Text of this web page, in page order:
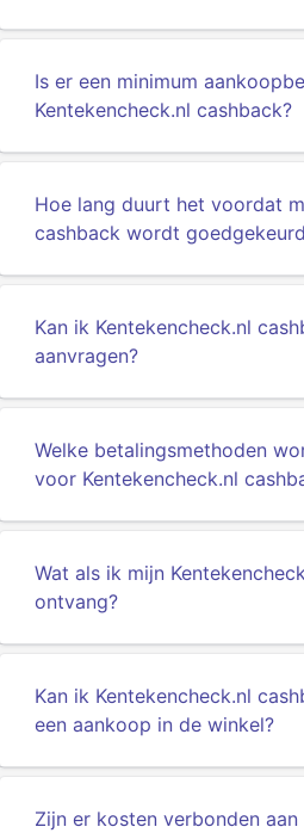
Is er een minimum
Kentekencheck.nl cashback?
Hoe lang duurt het voordat
cashback wordt
Kan ik Kentekencheck.nl
aanvragen?
Welke betalingsmethoden
voor Kentekencheck.nl
Wat als ik mijn
ontvang?
Kan ik Kentekencheck.nl
een aankoop in de winkel?
Zijn er kosten verbonden